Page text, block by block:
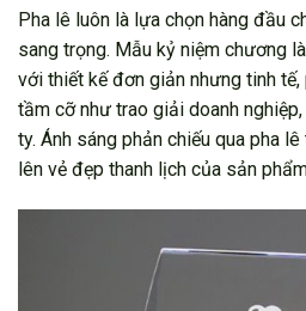
Pha lê luôn là lựa chọn hàng đầu
sang trọng. Mẫu kỷ niệm chương
với thiết kế đơn giản nhưng tinh
tầm cỡ như trao giải doanh
ty. Ánh sáng phản chiếu qua pha
lên vẻ đẹp thanh lịch của sản